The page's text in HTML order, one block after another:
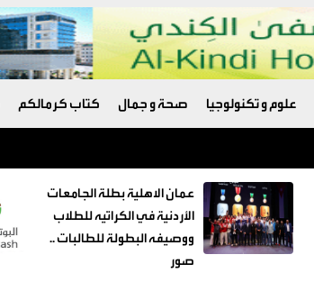
علوم و تكنولوجيا صحة و جمال كتاب كرمالكم
عمان الاهلية بطلة الجامعات
الأردنية في الكراتيه للطلاب
ووصيفه البطولة للطالبات ..
صور